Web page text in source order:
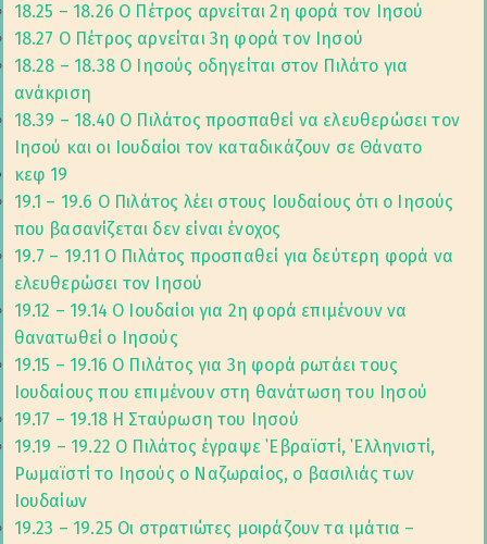
18.25 – 18.26 Ο Πέτρος αρνείται 2η φορά τον Ιησού
18.27 Ο Πέτρος αρνείται 3η φορά τον Ιησού
18.28 – 18.38 Ο Ιησούς οδηγείται στον Πιλάτο για
ανάκριση
18.39 – 18.40 Ο Πιλάτος προσπαθεί να ελευθερώσει τον
Ιησού και οι Ιουδαίοι τον καταδικάζουν σε Θάνατο
κεφ 19
19.1 – 19.6 Ο Πιλάτος λέει στους Ιουδαίους ότι ο Ιησούς
που βασανίζεται δεν είναι ένοχος
19.7 – 19.11 Ο Πιλάτος προσπαθεί για δεύτερη φορά να
ελευθερώσει τον Ιησού
19.12 – 19.14 Ο Ιουδαίοι για 2η φορά επιμένουν να
θανατωθεί ο Ιησούς
19.15 – 19.16 Ο Πιλάτος για 3η φορά ρωτάει τους
Ιουδαίους που επιμένουν στη θανάτωση του Ιησού
19.17 – 19.18 Η Σταύρωση του Ιησού
19.19 – 19.22 Ο Πιλάτος έγραψε ῾Εβραϊστί, ῾Ελληνιστί,
Ρωμαϊστί το Ιησούς ο Ναζωραίος, ο βασιλιάς των
Ιουδαίων
19.23 – 19.25 Οι στρατιώτες μοιράζουν τα ιμάτια –